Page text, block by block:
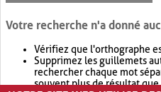
Votre recherche n'a donné
Vérifiez que l'orthographe
Supprimez les guillemets
rechercher chaque mot
souvent plus de résultat que